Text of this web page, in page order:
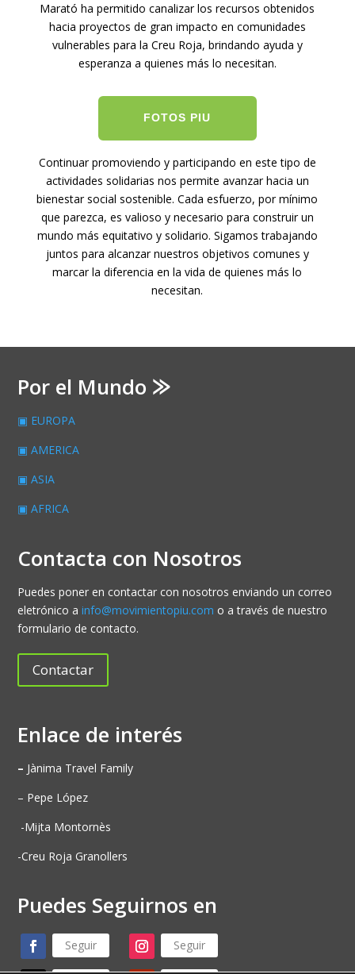
Marató ha permitido canalizar los recursos obtenidos
hacia proyectos de gran impacto en comunidades
vulnerables para la Creu Roja, brindando ayuda y
esperanza a quienes más lo necesitan.
FOTOS PIU
Continuar promoviendo y participando en este tipo de
actividades solidarias nos permite avanzar hacia un
bienestar social sostenible. Cada esfuerzo, por mínimo
que parezca, es valioso y necesario para construir un
mundo más equitativo y solidario. Sigamos trabajando
juntos para alcanzar nuestros objetivos comunes y
marcar la diferencia en la vida de quienes más lo
necesitan.
Por el Mundo ⨠
▣ EUROPA
▣ AMERICA
▣ ASIA
▣ AFRICA
Contacta con Nosotros
Puedes poner en contactar con nosotros enviando un correo
eletrónico ainfo@movimientopiu.com o a través de nuestro
formulario de contacto.
Contactar
Enlace de interés
– Jànima Travel Family
– Pepe López
-Mijta Montornès
-Creu Roja Granollers
Puedes Seguirnos en
Seguir Seguir